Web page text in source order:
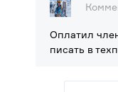
Оплатил
писать в